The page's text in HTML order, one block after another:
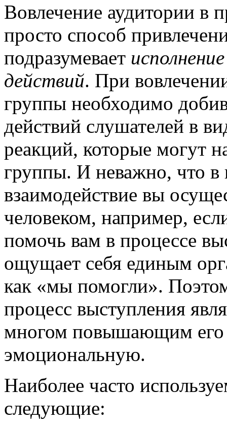
Вовлечение аудитории в
просто способ
подразумевает
действий. При
группы необходимо
действий слушателей в
реакций, которые могут
группы. И неважно, что в
взаимодействие вы
человеком, например,
помочь вам в процессе
ощущает себя единым
как «мы помогли».
процесс выступления
многом повышающим его
эмоциональную.
Наиболее часто
следующие: